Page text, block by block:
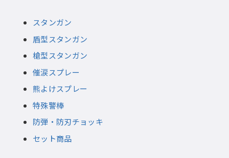
スタンガン
盾型スタンガン
槍型スタンガン
催涙スプレー
熊よけスプレー
特殊警棒
防弾・防刃チョッキ
セット商品